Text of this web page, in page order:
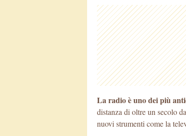
La radio è uno dei più
distanza di oltre un secolo
nuovi strumenti come la